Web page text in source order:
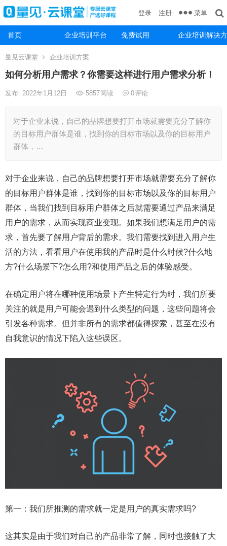
首页 企业培训平台 免费试用 企业培训解决
登录 注册 菜单
量见云课堂 企业培训方案
如何分析用户需求？你需要这样进行用户需求分析！
发布: 2022年1月12日 5857阅读 0评论
对于企业来说，自己的品牌想要打开市场就需要充分了解你
的目标用户群体是谁，找到你的目标市场以及你的目标用户
群体，…
对于企业来说，自己的品牌想要打开市场就需要充分了解你
的目标用户群体是谁，找到你的目标市场以及你的目标用户
群体，当我们找到目标用户群体之后就需要通过产品来满足
用户的需求，从而实现商业变现。如果我们想满足用户的需
求，首先要了解用户背后的需求。我们需要找到进入用户生
活的方法，看看用户在使用我的产品时是什么时候?什么地
方?什么场景下?怎么用?和使用产品之后的体验感受。
在确定用户将在哪种使用场景下产生特定行为时，我们所要
关注的就是用户可能会遇到什么类型的问题，这些问题将会
引发各种需求。但并非所有的需求都值得探索，甚至在没有
自我意识的情况下陷入这些误区。
第一：我们所推测的需求就一定是用户的真实需求吗?
这其实是由于我们对自己的产品非常了解，同时也接触了大